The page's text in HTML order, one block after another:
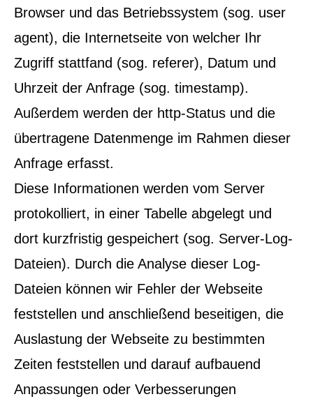
Browser und das Betriebssystem (sog. user
agent), die Internetseite von welcher Ihr
Zugriff stattfand (sog. referer), Datum und
Uhrzeit der Anfrage (sog. timestamp).
Außerdem werden der http-Status und die
übertragene Datenmenge im Rahmen dieser
Anfrage erfasst.
Diese Informationen werden vom Server
protokolliert, in einer Tabelle abgelegt und
dort kurzfristig gespeichert (sog. Server-Log-
Dateien). Durch die Analyse dieser Log-
Dateien können wir Fehler der Webseite
feststellen und anschließend beseitigen, die
Auslastung der Webseite zu bestimmten
Zeiten feststellen und darauf aufbauend
Anpassungen oder Verbesserungen